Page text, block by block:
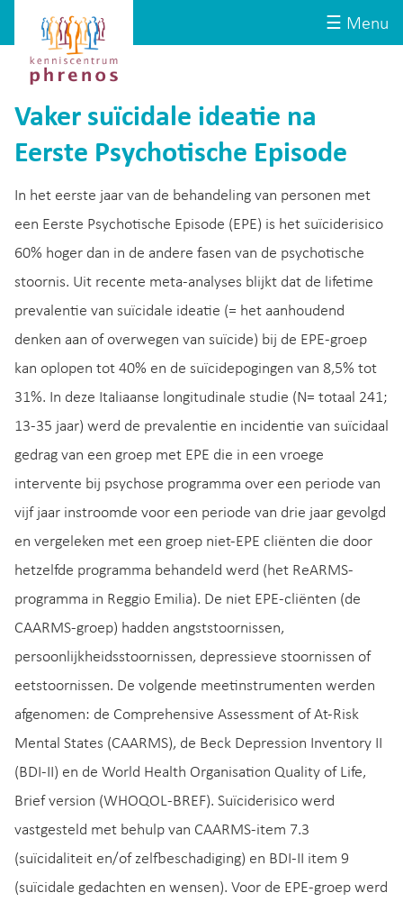
☰ Menu
Kenniscentrum
Phrenos
website
Vaker suïcidale ideatie na
Eerste Psychotische Episode
In het eerste jaar van de behandeling van personen met
een Eerste Psychotische Episode (EPE) is het suïciderisico
60% hoger dan in de andere fasen van de psychotische
stoornis. Uit recente meta-analyses blijkt dat de lifetime
prevalentie van suïcidale ideatie (= het aanhoudend
denken aan of overwegen van suïcide) bij de EPE-groep
kan oplopen tot 40% en de suïcidepogingen van 8,5% tot
31%. In deze Italiaanse longitudinale studie (N= totaal 241;
13-35 jaar) werd de prevalentie en incidentie van suïcidaal
gedrag van een groep met EPE die in een vroege
intervente bij psychose programma over een periode van
vijf jaar instroomde voor een periode van drie jaar gevolgd
en vergeleken met een groep niet-EPE cliënten die door
hetzelfde programma behandeld werd (het ReARMS-
programma in Reggio Emilia). De niet EPE-cliënten (de
CAARMS-groep) hadden angststoornissen,
persoonlijkheidsstoornissen, depressieve stoornissen of
eetstoornissen. De volgende meetinstrumenten werden
afgenomen: de Comprehensive Assessment of At-Risk
Mental States (CAARMS), de Beck Depression Inventory II
(BDI-II) en de World Health Organisation Quality of Life,
Brief version (WHOQOL-BREF). Suïciderisico werd
vastgesteld met behulp van CAARMS-item 7.3
(suïcidaliteit en/of zelfbeschadiging) en BDI-II item 9
(suïcidale gedachten en wensen). Voor de EPE-groep werd